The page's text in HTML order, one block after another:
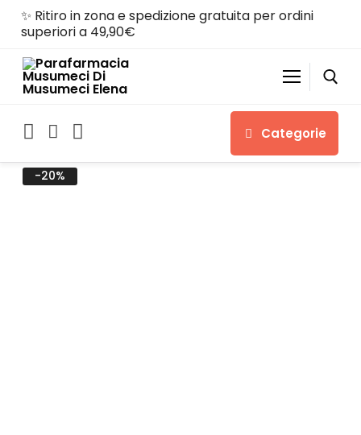
✨ Ritiro in zona e spedizione gratuita per ordini
superiori a 49,90€
Categorie
-20%